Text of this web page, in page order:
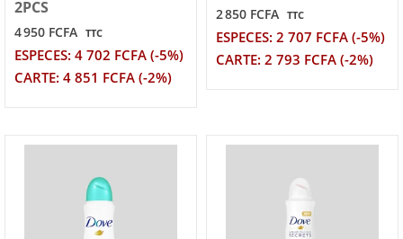
2PCS
4 950 FCFA TTC
ESPECES: 4 702 FCFA (-5%)
CARTE: 4 851 FCFA (-2%)
2 850 FCFA TTC
ESPECES: 2 707 FCFA (-5%)
CARTE: 2 793 FCFA (-2%)